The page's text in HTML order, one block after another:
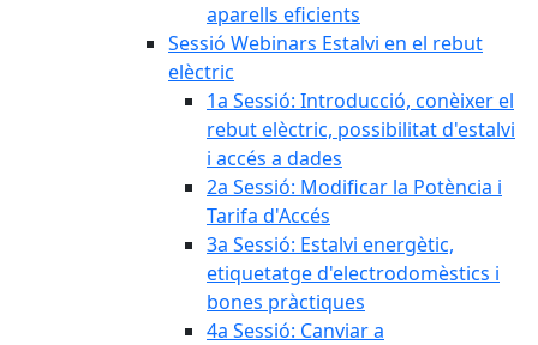
aparells eficients
Sessió Webinars Estalvi en el rebut
elèctric
1a Sessió: Introducció, conèixer el
rebut elèctric, possibilitat d'estalvi
i accés a dades
2a Sessió: Modificar la Potència i
Tarifa d'Accés
3a Sessió: Estalvi energètic,
etiquetatge d'electrodomèstics i
bones pràctiques
4a Sessió: Canviar a